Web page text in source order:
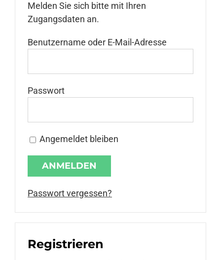
Pressemitteilungen
Shop
Agentur
Anmelden
Melden Sie sich bitte mit Ihren
Zugangsdaten an.
Benutzername oder E-Mail-Adresse
Passwort
Angemeldet bleiben
Passwort vergessen?
Registrieren